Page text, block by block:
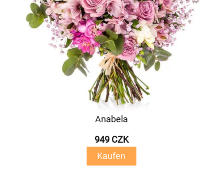
Anabela
949 CZK
Kaufen